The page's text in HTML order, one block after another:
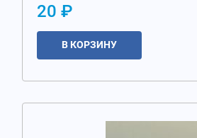
20 ₽
В КОРЗИНУ